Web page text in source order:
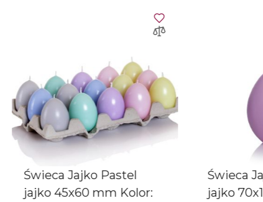
Świeca Jajko Pastel
jajko 45x60 mm Kolor:
Świeca
jajko